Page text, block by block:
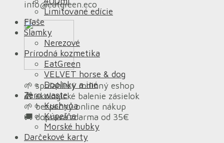
info@eatgreen.eco
🌱 spoľahlivý rodinný eshop
🎁 ekologické balenie zásielok
🌱 bezpečný online nákup
🚚 doprava zdarma od 35€
Limitované edície
Fľaše
Slamky
Nerezové
Prírodná kozmetika
EatGreen
VELVET horse & dog
Doplnky a iné
Zero waste
Kuchyňa
Kúpeľňa
Morské hubky
Darčekové karty